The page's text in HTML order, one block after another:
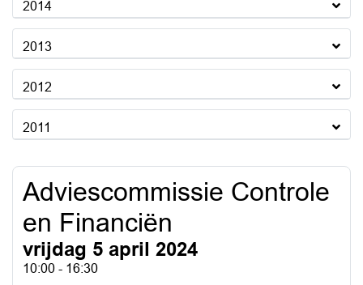
2014
2013
2012
2011
Adviescommissie Controle
en Financiën
vrijdag 5 april 2024
10:00 - 16:30